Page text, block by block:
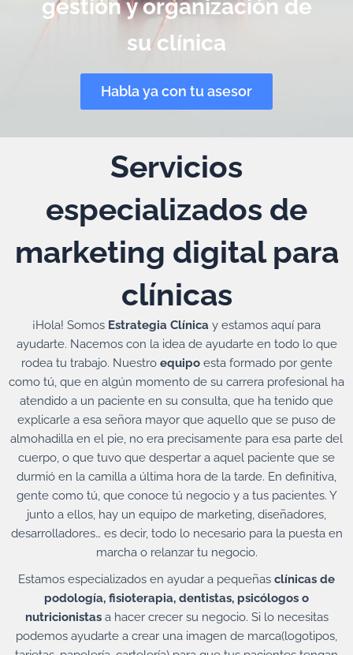
gestión y organización de
su clínica
Habla ya con tu asesor
Servicios
especializados de
marketing digital para
clínicas
¡Hola! Somos Estrategia Clínica y estamos aquí para
ayudarte. Nacemos con la idea de ayudarte en todo lo que
rodea tu trabajo. Nuestro equipoesta formado por gente
como tú, que en algún momento de su carrera profesional ha
atendido a un paciente en su consulta, que ha tenido que
explicarle a esa señora mayor que aquello que se puso de
almohadilla en el pie, no era precisamente para esa parte del
cuerpo, o que tuvo que despertar a aquel paciente que se
durmió en la camilla a última hora de la tarde. En definitiva,
gente como tú, que conoce tú negocio y a tus pacientes. Y
junto a ellos, hay un equipo de marketing, diseñadores,
desarrolladores… es decir, todo lo necesario para la puesta en
marcha o relanzar tu negocio.
Estamos especializados en ayudar a pequeñas clínicas de
podología, fisioterapia, dentistas, psicólogos o
nutricionistasa hacer crecer su negocio. Si lo necesitas
podemos ayudarte a crear una imagen de marca(logotipos,